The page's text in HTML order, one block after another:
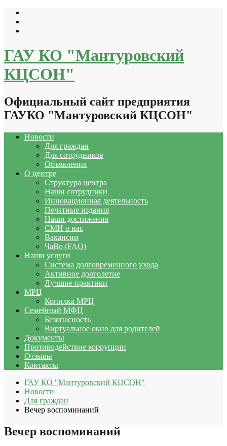
Перейти
содержимому
ГАУ КО "Мантуровский
КЦСОН"
Официальный сайт предприятия
ГАУКО "Мантуровский КЦСОН"
Новости
Для граждан
Для сотрудников
Объявления
О центре
Структура центра
Наши сотрудники
Инновационная деятельность
Печатные издания
Наши достижения
СМИ о нас
Вакансии
ЧаВо (FAQ)
Наши услуги
Система долговременного ухода
Активное долголетие
Лучшие практики
МРЦ
Копилка МРЦ
Семейный МФЦ
Безопасность
Виртуальное окно для родителей
Документы
Противодействие коррупции
Отзывы
Контакты
ГАУ КО "Мантуровский КЦСОН"
Новости
Для граждан
Вечер воспоминаний
Вечер воспоминаний